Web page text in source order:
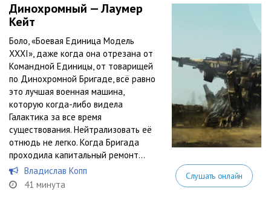
Динохромный — Лаумер
Кейт
Боло, «Боевая Единица Модель
XXXI», даже когда она отрезана от
Командной Единицы, от товарищей
по Динохромной Бригаде, всё равно
это лучшая военная машина,
которую когда-либо видела
Галактика за все время
существования. Нейтрализовать её
отнюдь не легко. Когда Бригада
проходила капитальный ремонт...
Владислав Копп
41 минута
Слушать онлайн